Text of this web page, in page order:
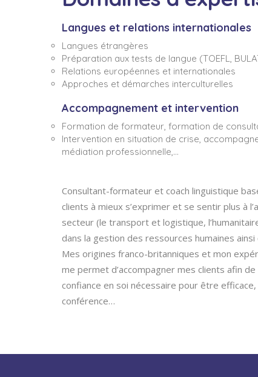
Langues et relations internationales
Langues étrangères
Préparation aux tests de langue (TOEFL,
Relations européennes et internationales
Approches et démarches interculturelles
Accompagnement et intervention
Formation de formateur, formation de
Intervention en situation de crise,
médiation professionnelle,…
Consultant-formateur et coach linguistique
clients à mieux s’exprimer et se sentir plus à
secteur (le transport et logistique,
dans la gestion des ressources humaines
Mes origines franco-britanniques et mon
me permet d’accompagner mes clients afin
confiance en soi nécessaire pour être
conférence…